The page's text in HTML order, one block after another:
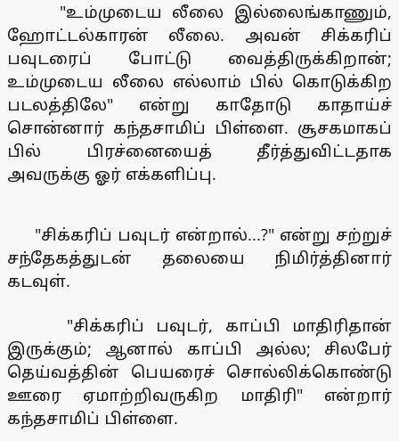
"உம்முடைய லீலை இல்லைங்காணும்,
ஹோட்டல்காரன் லீலை. அவன் சிக்கரிப்
பவுடரைப் போட்டு வைத்திருக்கிறான்;
உம்முடைய லீலை எல்லாம் பில் கொடுக்கிற
படலத்திலே" என்று காதோடு காதாய்ச்
சொன்னார் கந்தசாமிப் பிள்ளை. சூசகமாகப்
பில் பிரச்னையைத் தீர்த்துவிட்டதாக
அவருக்கு ஓர் எக்களிப்பு.
"சிக்கரிப் பவுடர் என்றால்...?" என்று சற்றுச்
சந்தேகத்துடன் தலையை நிமிர்த்தினார்
கடவுள்.
"சிக்கரிப் பவுடர், காப்பி மாதிரிதான்
இருக்கும்; ஆனால் காப்பி அல்ல; சிலபேர்
தெய்வத்தின் பெயரைச் சொல்லிக்கொண்டு
ஊரை ஏமாற்றிவருகிற மாதிரி" என்றார்
கந்தசாமிப் பிள்ளை.